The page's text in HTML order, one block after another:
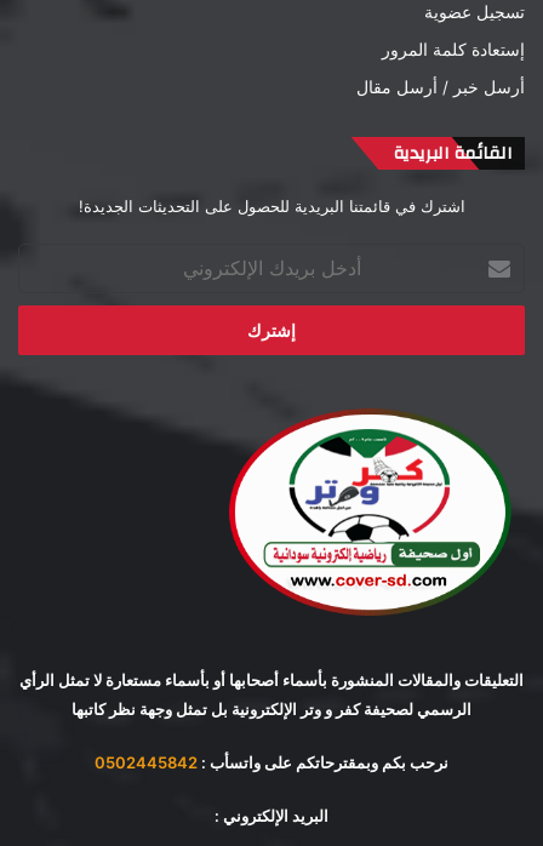
تسجيل عضوية
إستعادة كلمة المرور
أرسل خبر / أرسل مقال
القائمة البريدية
اشترك في قائمتنا البريدية للحصول على التحديثات الجديدة!
بريدك
الإلكتروني
التعليقات والمقالات المنشورة بأسماء أصحابها أو بأسماء مستعارة لا تمثل الرأي
الرسمي لصحيفة كفر و وتر الإلكترونية بل تمثل وجهة نظر كاتبها
نرحب بكم وبمقترحاتكم على واتسأب : 0502445842
البريد الإلكتروني :